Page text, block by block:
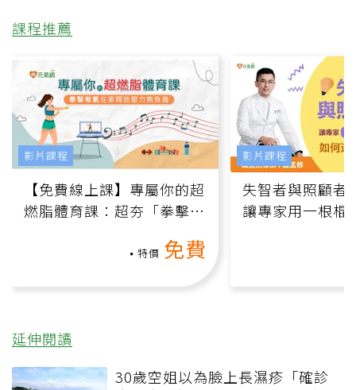
課程推薦
【免費線上課】專屬你的超
燃脂體育課：超夯「拳擊有
特價 免費
影片課程
失智者與照顧者
讓專家用一根棍
影片課程
延伸閱讀
30歲空姐以為臉上長濕疹「確診